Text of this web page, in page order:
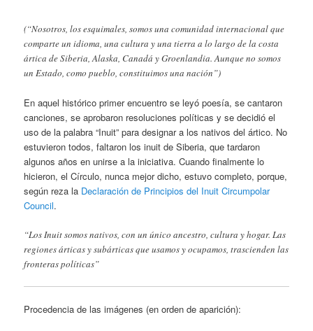
(“Nosotros, los esquimales, somos una comunidad internacional que
comparte un idioma, una cultura y una tierra a lo largo de la costa
ártica de Siberia, Alaska, Canadá y Groenlandia. Aunque no somos
un Estado, como pueblo, constituimos una nación”)
En aquel histórico primer encuentro se leyó poesía, se cantaron
canciones, se aprobaron resoluciones políticas y se decidió el
uso de la palabra “Inuit” para designar a los nativos del ártico. No
estuvieron todos, faltaron los inuit de Siberia, que tardaron
algunos años en unirse a la iniciativa. Cuando finalmente lo
hicieron, el Círculo, nunca mejor dicho, estuvo completo, porque,
según reza la Declaración de Principios del Inuit Circumpolar
Council.
“Los Inuit somos nativos, con un único ancestro, cultura y hogar. Las
regiones árticas y subárticas que usamos y ocupamos, trascienden las
fronteras políticas”
Procedencia de las imágenes (en orden de aparición):